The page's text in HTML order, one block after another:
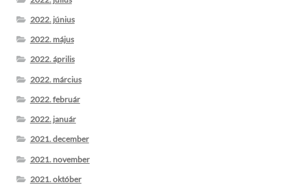
2022. június
2022. május
2022. április
2022. március
2022. február
2022. január
2021. december
2021. november
2021. október